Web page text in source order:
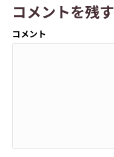
コメントを残す
コメント